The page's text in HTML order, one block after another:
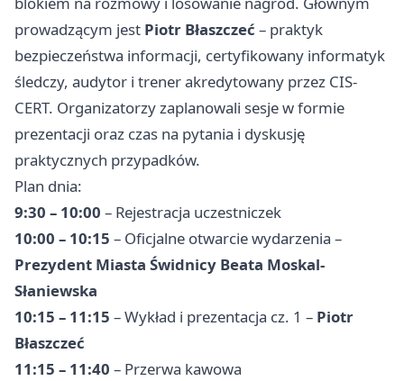
prowadzącym jest Piotr Błaszczeć – praktyk
bezpieczeństwa informacji, certyfikowany informatyk
śledczy, audytor i trener akredytowany przez CIS-
CERT. Organizatorzy zaplanowali sesje w formie
prezentacji oraz czas na pytania i dyskusję
praktycznych przypadków.
Plan dnia:
9:30 – 10:00 – Rejestracja uczestniczek
10:00 – 10:15 – Oficjalne otwarcie wydarzenia –
Prezydent Miasta Świdnicy Beata Moskal-
Słaniewska
10:15 – 11:15 – Wykład i prezentacja cz. 1 – Piotr
Błaszczeć
11:15 – 11:40 – Przerwa kawowa